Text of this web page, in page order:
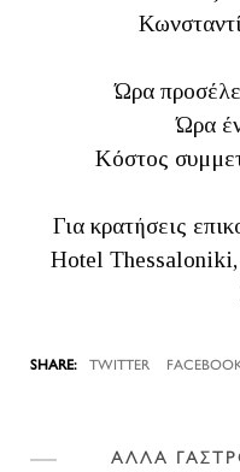
Ώρα
Ώρα
Κόστος
Για κρατήσεις
Hotel
TWITTER
ΑΛΛΑ